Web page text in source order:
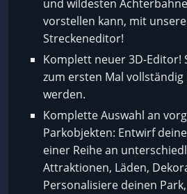
und wildesten
vorstellen kann, mit
Streckeneditor!
Komplett neuer 3D-Editor!
zum ersten Mal
werden.
Komplette Auswahl an
Parkobjekten: Entwirf
einer Reihe an
Attraktionen, Läden,
Personalisiere deinen